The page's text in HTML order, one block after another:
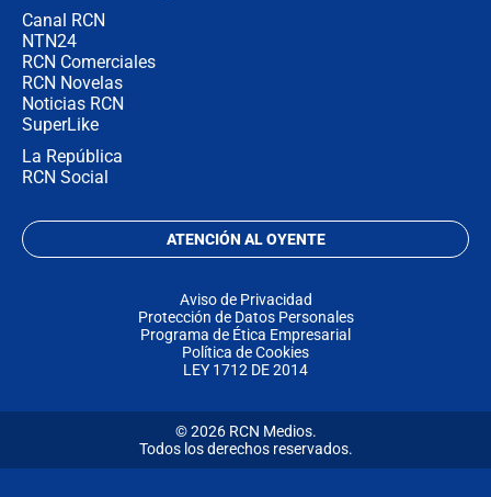
Canal RCN
NTN24
RCN Comerciales
RCN Novelas
Noticias RCN
SuperLike
La República
RCN Social
ATENCIÓN AL OYENTE
Aviso de Privacidad
Protección de Datos Personales
Programa de Ética Empresarial
Política de Cookies
LEY 1712 DE 2014
© 2026 RCN Medios.
Todos los derechos reservados.